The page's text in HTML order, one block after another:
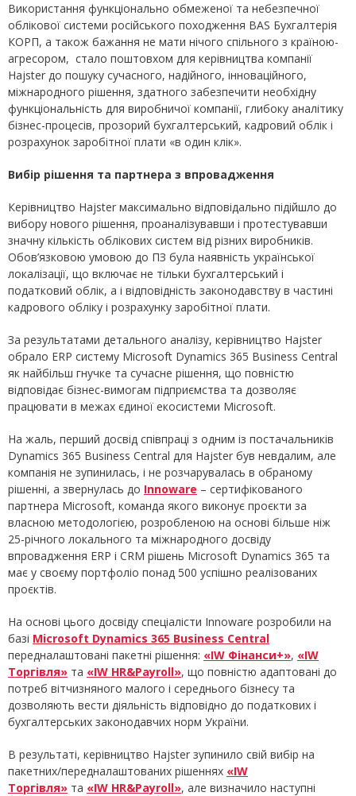
Використання функціонально обмеженої та небезпечної
облікової системи російського походження BAS Бухгалтерія
КОРП, а також бажання не мати нічого спільного з країною-
агресором, стало поштовхом для керівництва компанії
Hajster до пошуку сучасного, надійного, інноваційного,
міжнародного рішення, здатного забезпечити необхідну
функціональність для виробничої компанії, глибоку аналітику
бізнес-процесів, прозорий бухгалтерський, кадровий облік і
розрахунок заробітної плати «в один клік».
Вибір рішення та партнера з впровадження
Керівництво Hajster максимально відповідально підійшло до
вибору нового рішення, проаналізувавши і протестувавши
значну кількість облікових систем від різних виробників.
Обов’язковою умовою до ПЗ була наявність української
локалізації, що включає не тільки бухгалтерський і
податковий облік, а і відповідність законодавству в частині
кадрового обліку і розрахунку заробітної плати.
За результатами детального аналізу, керівництво Hajster
обрало ERP систему Microsoft Dynamics 365 Business Central
як найбільш гнучке та сучасне рішення, що повністю
відповідає бізнес-вимогам підприємства та дозволяє
працювати в межах єдиної екосистеми Microsoft.
На жаль, перший досвід співпраці з одним із постачальників
Dynamics 365 Business Central для Hajster був невдалим, але
компанія не зупинилась, і не розчарувалась в обраному
рішенні, а звернулась до Innoware – сертифікованого
партнера Microsoft, команда якого виконує проєкти за
власною методологією, розробленою на основі більше ніж
25-річного локального та міжнародного досвіду
впровадження ERP і СRM рішень Microsoft Dynamісs 365 та
має у своєму портфоліо понад 500 успішно реалізованих
проєктів.
На основі цього досвіду спеціалісти Innoware розробили на
базі Microsoft Dynamics 365 Business Central
передналаштовані пакетні рішення: «IW Фінанси+», «IW
Торгівля» та «IW HR&Payroll», що повністю адаптовані до
потреб вітчизняного малого і середнього бізнесу та
дозволяють вести діяльність відповідно до податкових і
бухгалтерських законодавчих норм України.
В результаті, керівництво Hajster зупинило свій вибір на
пакетних/передналаштованих рішеннях «IW
Торгівля» та «IW HR&Payroll», але визначило наступні